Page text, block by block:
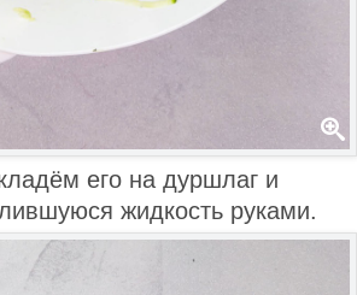
его на дуршлаг и
жидкость руками.